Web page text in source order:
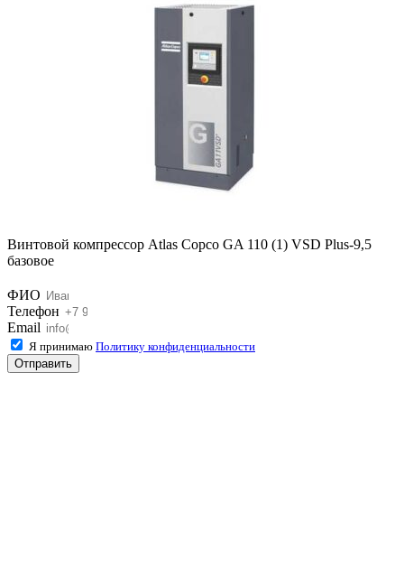
Винтовой компрессор Atlas Copco GA 110 (1) VSD Plus-9,5
базовое
ФИО
Телефон
Email
Я принимаю Политику конфиденциальности
Отправить